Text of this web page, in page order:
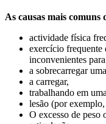
As causas mais
actividade física
exercício frequente
inconvenientes
a sobrecarregar
a carregar,
trabalhando em
lesão (por
O excesso de peso